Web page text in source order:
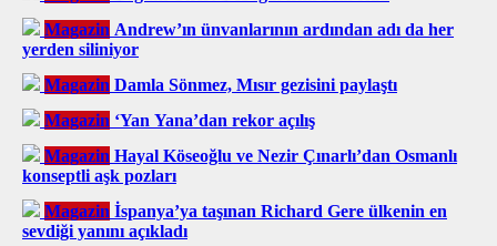
Magazin Andrew’ın ünvanlarının ardından adı da her
yerden siliniyor
Magazin Damla Sönmez, Mısır gezisini paylaştı
Magazin ‘Yan Yana’dan rekor açılış
Magazin Hayal Köseoğlu ve Nezir Çınarlı’dan Osmanlı
konseptli aşk pozları
Magazin İspanya’ya taşınan Richard Gere ülkenin en
sevdiği yanını açıkladı